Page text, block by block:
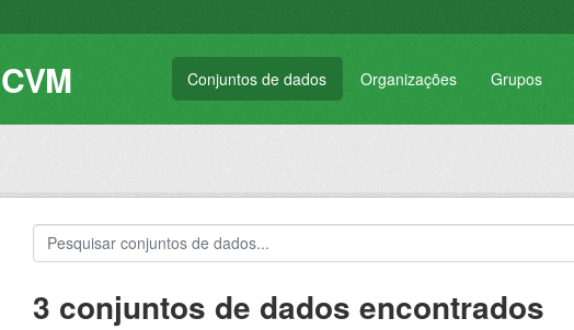
Conjuntos de dados Organizações Grupos
3 conjuntos de dados encontrados